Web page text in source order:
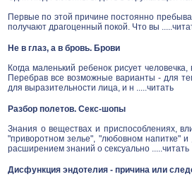
Первые по этой причине постоянно
получают драгоценный покой. Что вы .....
Не в глаз, а в бровь. Брови
Когда маленький ребенок рисует
Перебрав все возможные варианты - для
для выразительности лица, и н .....читать
Разбор полетов. Секс-шопы
Знания о веществах и приспособлениях,
"приворотном зелье", "любовном напитке"
расширением знаний о сексуально .....читать
Дисфункция эндотелия - причина или